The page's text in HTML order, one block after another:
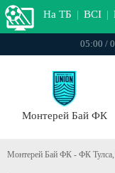
На ТБ | ВСІ |
05:00 /
Монтерей Бай ФК
Монтерей Бай ФК - ФК